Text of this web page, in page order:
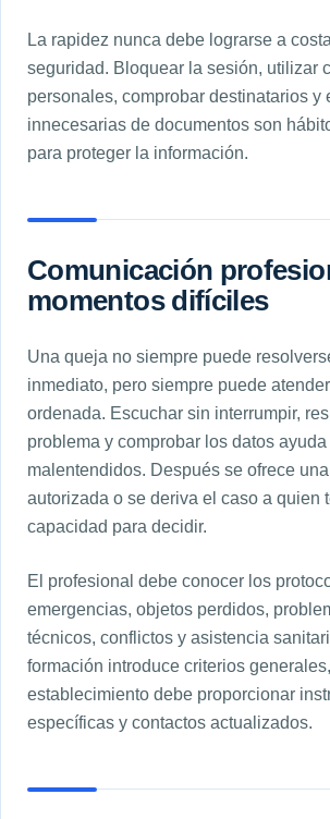
La rapidez nunca debe lograrse a
seguridad. Bloquear la sesión, utilizar
personales, comprobar destinatarios y
innecesarias de documentos son
para proteger la información.
Comunicación
momentos difíciles
Una queja no siempre puede
inmediato, pero siempre puede
ordenada. Escuchar sin interrumpir,
problema y comprobar los datos
malentendidos. Después se ofrece
autorizada o se deriva el caso a quien
capacidad para decidir.
El profesional debe conocer los
emergencias, objetos perdidos,
técnicos, conflictos y asistencia
formación introduce criterios
establecimiento debe proporcionar
específicas y contactos actualizados.